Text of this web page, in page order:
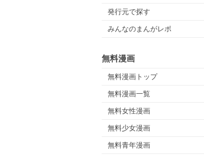
発行元で探す
みんなのまんがレポ
無料漫画
無料漫画トップ
無料漫画一覧
無料女性漫画
無料少女漫画
無料青年漫画